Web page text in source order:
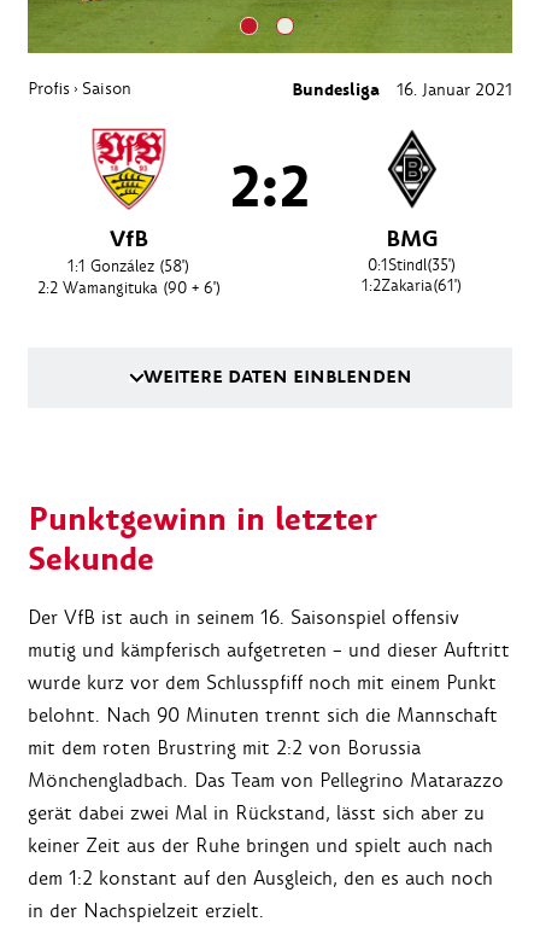
Profis › Saison Bundesliga 16. Januar 2021
VfB
1:1 González (58')
2:2 Wamangituka(90 + 6')
2:2
BMG
0:1Stindl(35')
1:2Zakaria(61')
WEITERE DATEN EINBLENDEN
Punktgewinn in letzter
Sekunde
Der VfB ist auch in seinem 16. Saisonspiel offensiv
mutig und kämpferisch aufgetreten – und dieser Auftritt
wurde kurz vor dem Schlusspfiff noch mit einem Punkt
belohnt. Nach 90 Minuten trennt sich die Mannschaft
mit dem roten Brustring mit 2:2 von Borussia
Mönchengladbach. Das Team von Pellegrino Matarazzo
gerät dabei zwei Mal in Rückstand, lässt sich aber zu
keiner Zeit aus der Ruhe bringen und spielt auch nach
dem 1:2 konstant auf den Ausgleich, den es auch noch
in der Nachspielzeit erzielt.